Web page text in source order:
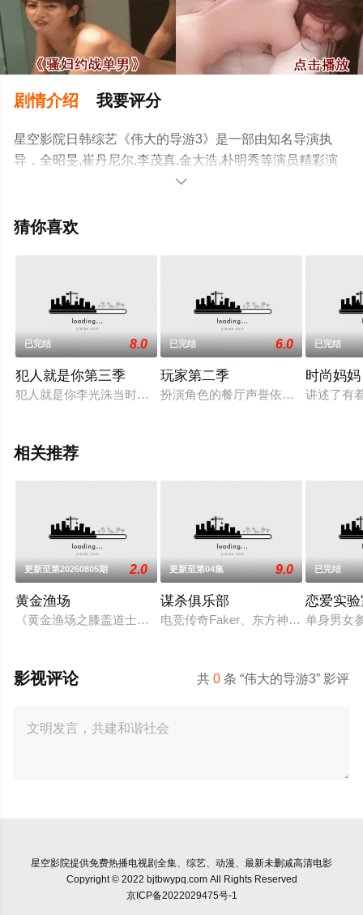
剧情介绍 我要评分
星空影院日韩综艺《伟大的导游3》是一部由知名导演执
导，全昭旻,崔丹尼尔,李茂真,金大浩,朴明秀等演员精彩演
绎的韩国综艺，手机免费观看高清无删减完整版综艺节目
或剧情网等平台了解。

猜你喜欢
已完结 8.0
犯人就是你第三季
犯人就是你李光洙当时因故繁忙缺席第二季而确定将回归第三
已完结 6.0
玩家第二季
扮演角色的餐厅声誉依旧!演进式的角
已完结
时尚妈妈
讲述了有
相关推荐
更新至第20260805期 2.0
黄金渔场
《黄金渔场之膝盖道士》是韩国MBC电视台从2012年11月29日
更新至第04集 9.0
谋杀俱乐部
电竞传奇Faker、东方神起的最强昌
已完结
恋爱实
单身男女
共0 条 “伟大的导游3” 影评
影视评论
星空影院提供免费热播电视剧全集、综艺、动漫、最新未删减高清电影
Copyright © 2022 bjtbwypq.com All Rights Reserved
京ICP备2022029475号-1